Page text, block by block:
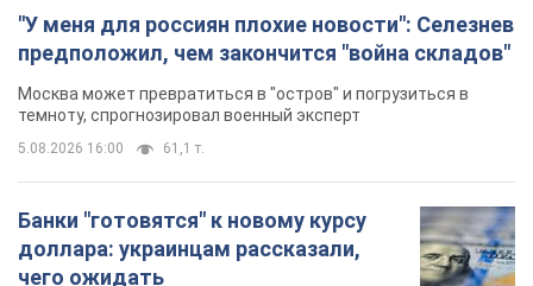
"Джипинг разрушает экосистемы,
которые формировались сотни
лет": в Greenpeace забили тревогу
В высокогорье расположены альпийские и
субальпийские луга – редкие природные
комплексы, которые формировались на протяжении сотен